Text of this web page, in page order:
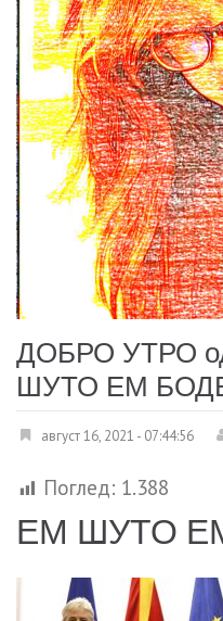
ДОБРО УТРО
ШУТО ЕМ
август 16, 2021 - 07:44:56
Поглед: 1.388
ЕМ ШУТО